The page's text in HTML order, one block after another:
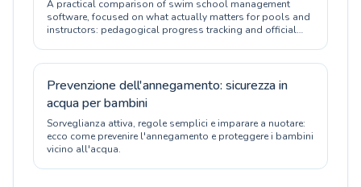
A practical comparison of swim school management
software, focused on what actually matters for pools and
instructors: pedagogical progress tracking and official
Prevenzione dell'annegamento: sicurezza in
acqua per bambini
Sorveglianza attiva, regole semplici e imparare a nuotare:
ecco come prevenire l'annegamento e proteggere i bambini
vicino all'acqua.